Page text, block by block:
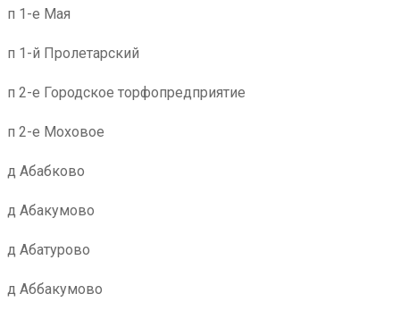
п 1-е Мая
п 1-й Пролетарский
п 2-е Городское торфопредприятие
п 2-е Моховое
д Абабково
д Абакумово
д Абатурово
д Аббакумово